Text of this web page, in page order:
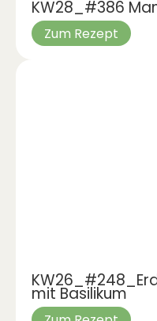
KW28_#386
Zum Rezept
mit Basilikum